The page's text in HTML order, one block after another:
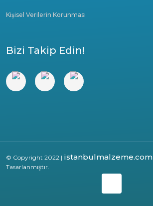
Kişisel Verilerin Korunması
Bizi Takip Edin!
© Copyright 2022 | istanbulmalzeme.com
Tasarlanmıştır.